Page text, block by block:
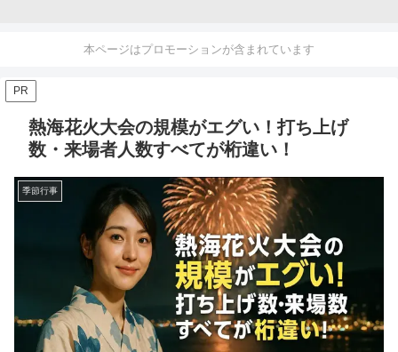
本ページはプロモーションが含まれています
PR
熱海花火大会の規模がエグい！打ち上げ
数・来場者人数すべてが桁違い！
季節行事